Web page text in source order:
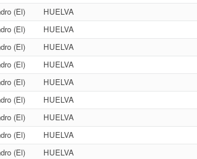
(El)
HUELVA
(El)
HUELVA
(El)
HUELVA
(El)
HUELVA
(El)
HUELVA
(El)
HUELVA
(El)
HUELVA
(El)
HUELVA
(El) HUELVA